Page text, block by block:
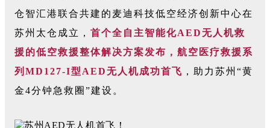
仓智汇港联合共建的麦迪科技低空经济创新中心在
苏州太仓成立， 首个全自主智能化AED无人机救
援的低空救援整体解决方案发布，航空医疗救援系
列MD127-I型AED无人机成功首飞 ，助力苏州“黄
金4分钟急救圈”建设。